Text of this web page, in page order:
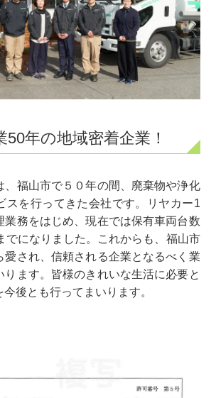
年の地域密着企業！
、福山市で５０年の間、廃棄物や浄化
スを行ってきた会社です。リヤカー1
業務をはじめ、現在では保有車両台数
でになりました。これからも、福山市
愛され、信頼される企業となるべく業
ります。皆様のきれいな生活に必要と
後とも行ってまいります。